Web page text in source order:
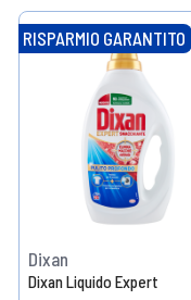
RISPARMIO GARANTITO
Dixan
Dixan Liquido Expert